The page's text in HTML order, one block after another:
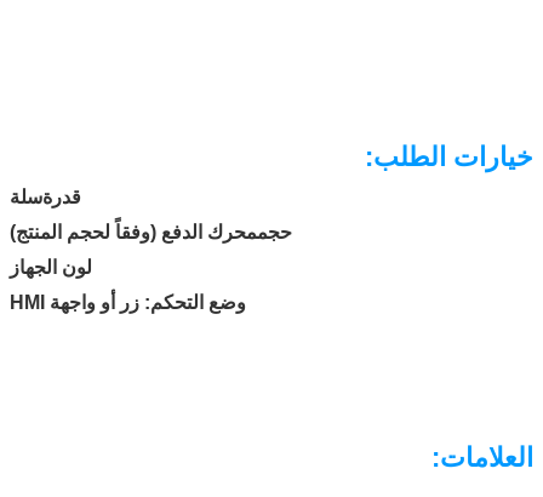
خيارات الطلب:
قدرةسلة
حجممحرك الدفع (وفقاً لحجم المنتج)
لون الجهاز
وضع التحكم: زر أو واجهة HMI
العلامات: